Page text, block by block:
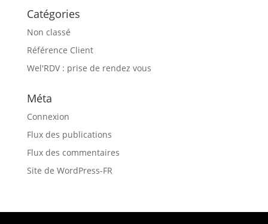
Catégories
Non classé
Référence Client
Wel'RDV : prise de rendez vous
Méta
Connexion
Flux des publications
Flux des commentaires
Site de WordPress-FR